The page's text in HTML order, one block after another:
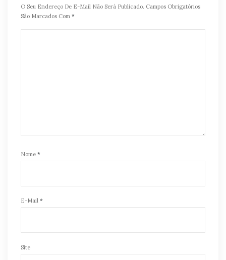
O Seu Endereço De E-Mail Não Será Publicado. Campos Obrigatórios
São Marcados Com *
Nome *
E-Mail *
Site